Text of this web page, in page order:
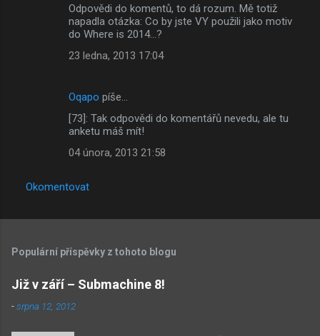
Odpovědi do komentů, to dá rozum. Mě totiž
napadla otázka: Co by jste VY použili jako motiv
do Where is 2014...?
23 ledna, 2013 17:04
Oqapo píše…
[73]: Tak odpovědi do komentářů nevedu, ale tu
anketu máš mít!
04 února, 2013 21:58
Okomentovat
Populární příspěvky z tohoto blogu
Již v září – Submachine 8!
-srpna 12, 2012